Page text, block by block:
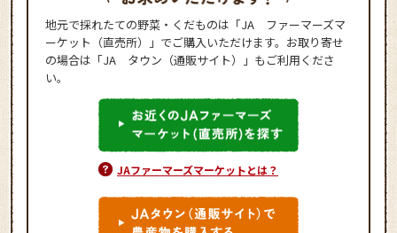
地元で採れたての野菜・くだものは「JA ファーマーズマ
ーケット（直売所）」でご購入いただけます。お取り寄せ
の場合は「JA タウン（通販サイト）」もご利用くださ
い。
JAファーマーズマーケットとは？